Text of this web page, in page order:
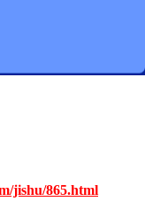
jishu/865.html